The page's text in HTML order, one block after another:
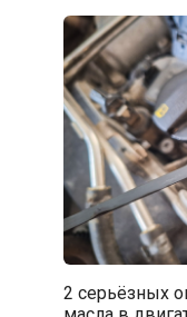
2 серьёзных